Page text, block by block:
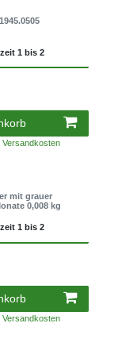
1 bis 2
Versandkosten
mit grauer
0,008 kg
1 bis 2
Versandkosten